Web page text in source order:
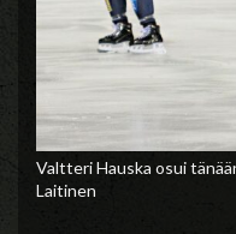
Valtteri Hauska osui
Laitinen